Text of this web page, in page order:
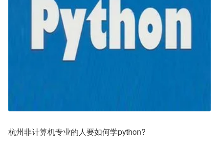
杭州非计算机专业的人要如何学python?